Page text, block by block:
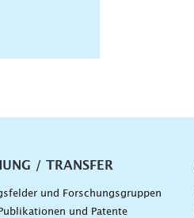
/ TRANSFER
und Forschungsgruppen
und Patente